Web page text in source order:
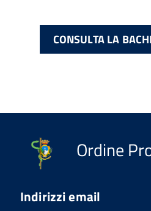
CONSULTA LA
Ordine
Indirizzi email